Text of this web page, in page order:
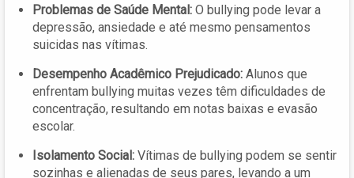
Problemas de Saúde Mental: O bullying pode levar a
depressão, ansiedade e até mesmo pensamentos
suicidas nas vítimas.
Desempenho Acadêmico Prejudicado: Alunos que
enfrentam bullying muitas vezes têm dificuldades de
concentração, resultando em notas baixas e evasão
escolar.
Isolamento Social: Vítimas de bullying podem se sentir
sozinhas e alienadas de seus pares, levando a um